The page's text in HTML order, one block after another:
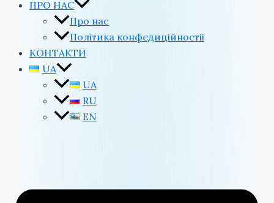
ПРО НАС
Про нас
Політика конфедиційностіi
КОНТАКТИ
UA
UA
RU
EN